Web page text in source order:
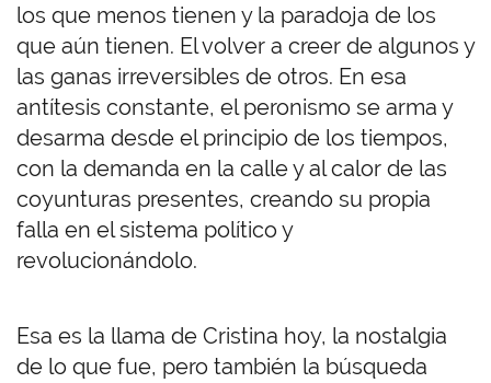
los que menos tienen y la paradoja de los
que aún tienen. El volver a creer de algunos y
las ganas irreversibles de otros. En esa
antítesis constante, el peronismo se arma y
desarma desde el principio de los tiempos,
con la demanda en la calle y al calor de las
coyunturas presentes, creando su propia
falla en el sistema político y
revolucionándolo.
Esa es la llama de Cristina hoy, la nostalgia
de lo que fue, pero también la búsqueda